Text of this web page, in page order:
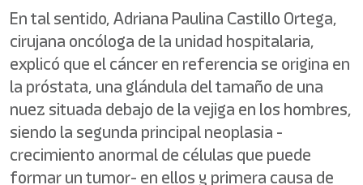
En tal sentido, Adriana Paulina Castillo Ortega,
cirujana oncóloga de la unidad hospitalaria,
explicó que el cáncer en referencia se origina en
la próstata, una glándula del tamaño de una
nuez situada debajo de la vejiga en los hombres,
siendo la segunda principal neoplasia -
crecimiento anormal de células que puede
formar un tumor- en ellos y primera causa de